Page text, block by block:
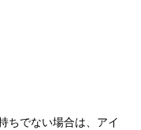
ちでない場合は、アイ